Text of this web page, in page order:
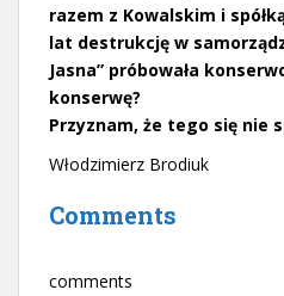
razem z Kowalskim i
lat destrukcję w
Jasna” próbowała
konserwę?
Przyznam, że tego się nie
Włodzimierz Brodiuk
Comments
comments